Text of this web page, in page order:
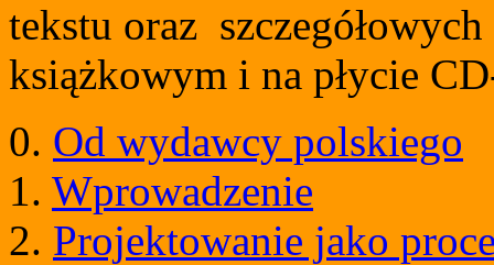
tekstu oraz
książkowym i na płycie
0. Od wydawcy polskiego
1. Wprowadzenie
2. Projektowanie jako